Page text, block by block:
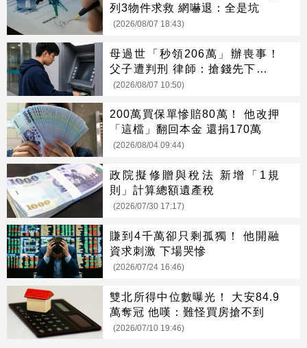
列3物件求救 網嚇退：全是坑
(2026/08/07 18:43)
母過世「秒領206萬」辦喪事！
父子遭判刑 律師：搶錢先下手是
罪
(2026/08/07 10:50)
200萬買保單慘賠80萬！ 他改押
「這檔」翻回本金 還捐170萬
(2026/08/04 09:44)
政院擬修贈與稅法 新增「1規
則」計算總額遺產稅
(2026/07/30 17:17)
賺到4千萬卻只剩孤獨！ 他開融
資求刺激 下場哭慘
(2026/07/24 16:46)
雙北所得中位數曝光！ 大安84.9
萬奪冠 他嘆：難怪買房搶不到
(2026/07/10 19:46)